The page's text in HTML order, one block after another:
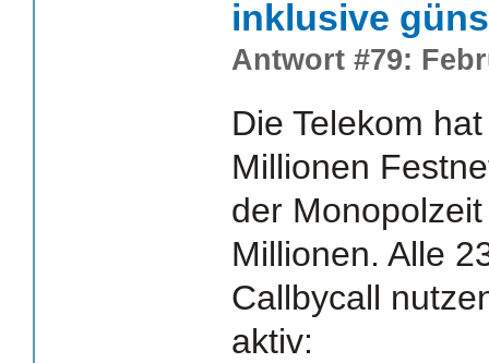
inklusive
Antwort #79:
Die Telekom
Millionen
der
Millionen. Alle
Callbycall
aktiv: